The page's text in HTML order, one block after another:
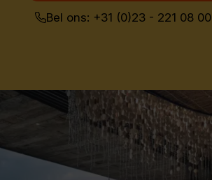
Bel ons: +31 (0)23 - 221 08 00